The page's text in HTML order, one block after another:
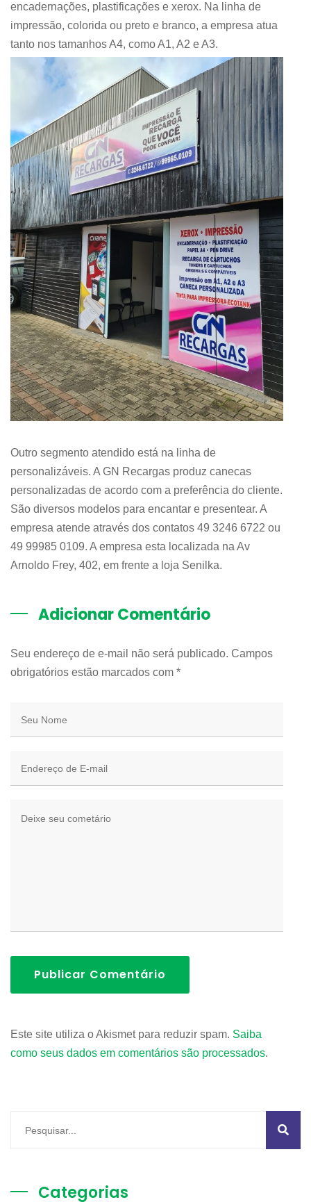
encadernações, plastificações e xerox. Na linha de
impressão, colorida ou preto e branco, a empresa atua
tanto nos tamanhos A4, como A1, A2 e A3.
Outro segmento atendido está na linha de
personalizáveis. A GN Recargas produz canecas
personalizadas de acordo com a preferência do cliente.
São diversos modelos para encantar e presentear. A
empresa atende através dos contatos 49 3246 6722 ou
49 99985 0109. A empresa esta localizada na Av
Arnoldo Frey, 402, em frente a loja Senilka.
Adicionar Comentário
Seu endereço de e-mail não será publicado. Campos
obrigatórios estão marcados com *
Publicar Comentário
Este site utiliza o Akismet para reduzir spam. Saiba
como seus dados em comentários são processados.
Categorias